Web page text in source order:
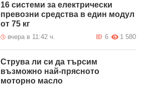
16 системи за електрически
превозни средства в един модул
от 75 кг
вчера в 11:42 ч. 1 580
6
Струва ли си да търсим
възможно най-прясното
моторно масло